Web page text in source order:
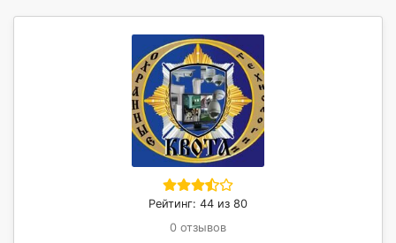
Рейтинг: 44 из 80
0 отзывов